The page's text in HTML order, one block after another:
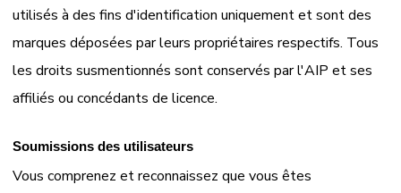
utilisés à des fins d'identification uniquement et sont des
marques déposées par leurs propriétaires respectifs. Tous
les droits susmentionnés sont conservés par l'AIP et ses
affiliés ou concédants de licence.
Soumissions des utilisateurs
Vous comprenez et reconnaissez que vous êtes